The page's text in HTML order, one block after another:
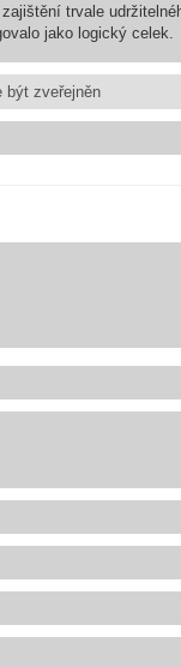
trvale
jako logický celek.